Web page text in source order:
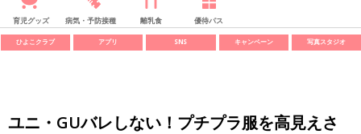
育児グッズ 病気・予防接種 離乳食 優待パス
ひよこクラブ アプリ SNS キャンペーン 写真スタジオ
ユニ・GUバレしない！プチプラ服を高見えさ